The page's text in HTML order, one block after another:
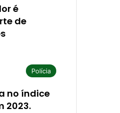
é
de
Polícia
no índice
2023.